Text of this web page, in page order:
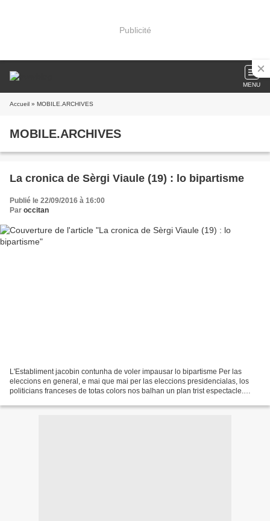
Publicité
MENU
Accueil » MOBILE.ARCHIVES
MOBILE.ARCHIVES
La cronica de Sèrgi Viaule (19) : lo bipartisme
Publié le 22/09/2016 à 16:00
Par occitan
L'Establiment jacobin contunha de voler impausar lo bipartisme Per las
eleccions en general, e mai que mai per las eleccions presidencialas, los
politicians franceses de totas colors nos balhan un plan trist espectacle.